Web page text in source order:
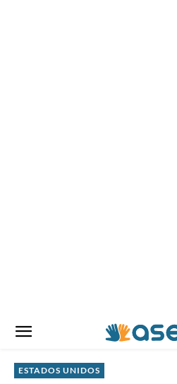
ESTADOS UNIDOS